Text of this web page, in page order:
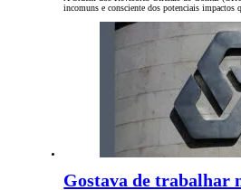
incomuns e consciente dos potenciais
Gostava de trabalhar